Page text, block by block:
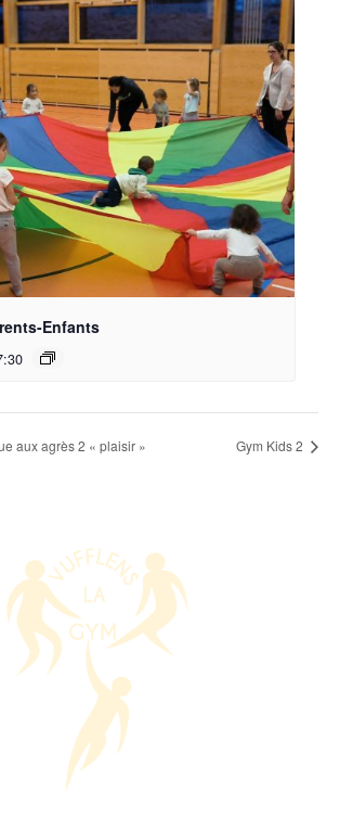
Enfants
aux agrès 2 « plaisir » Gym Kids 2